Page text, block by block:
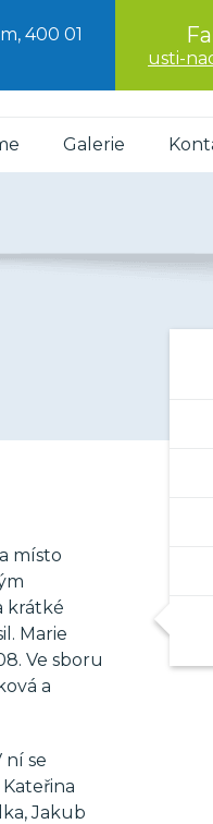
400 01
usti-
Galerie
místo
krátké
Marie
Ve sboru
a
ní se
Jakub